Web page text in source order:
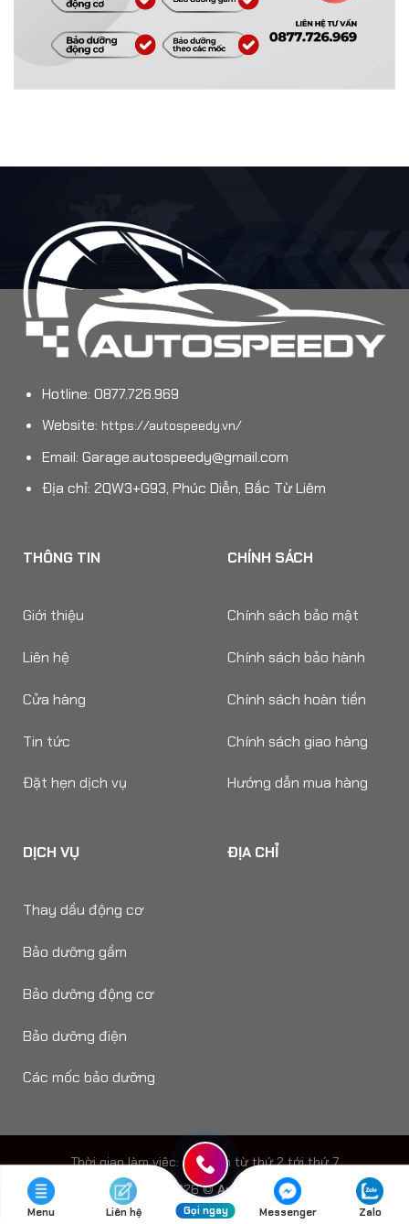
Hotline: 0877.726.969
Website: https://autospeedy.vn/
Email: Garage.autospeedy@gmail.com
Địa chỉ: 2QW3+G93, Phúc Diễn, Bắc Từ Liêm
THÔNG TIN
Giới thiệu
Liên hệ
Cửa hàng
Tin tức
Đặt hẹn dịch vụ
CHÍNH SÁCH
Chính sách bảo mật
Chính sách bảo hành
Chính sách hoàn tiền
Chính sách giao hàng
Hướng dẫn mua hàng
DỊCH VỤ
Thay dầu động cơ
Bảo dưỡng gầm
Bảo dưỡng động cơ
Bảo dưỡng điện
Các mốc bảo dưỡng
ĐỊA CHỈ
Thời gian làm viêc: 8h - 18h từ thứ 2 tới thứ 7
Copyright 2026 ©Auto Speedy
Menu Liên hệ Gọi ngay Messenger Zalo